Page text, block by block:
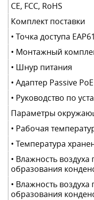
CE, FCC, RoHS
Комплект поставки
• Точка доступа
• Монтажный
• Шнур питания
• Адаптер Passive PoE
• Руководство по
Параметры
• Рабочая
• Температура
• Влажность воздуха
образования
• Влажность
образования